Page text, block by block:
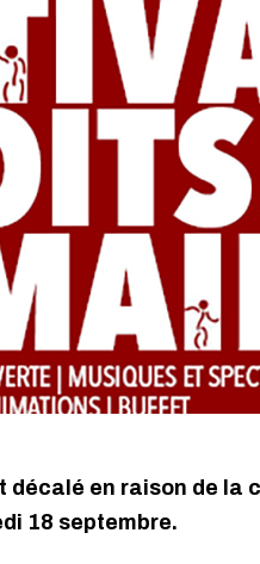
décalé en raison de la
18 septembre.